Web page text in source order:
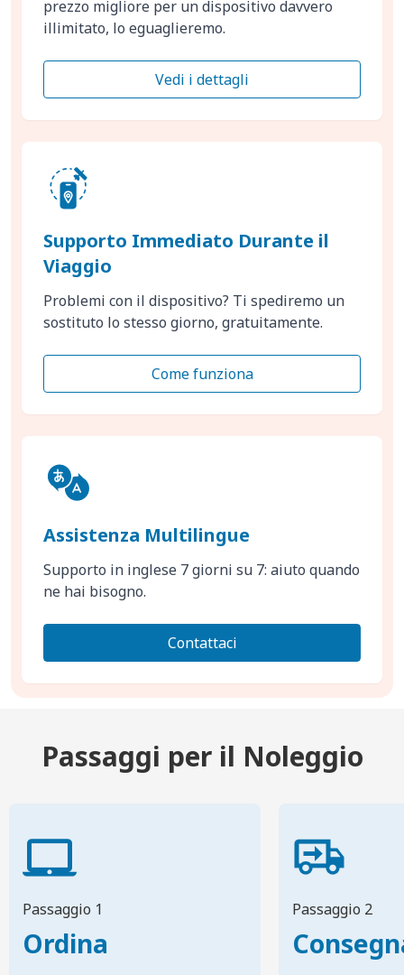
prezzo migliore per un dispositivo davvero
illimitato, lo eguaglieremo.
Vedi i dettagli
Supporto Immediato Durante il
Viaggio
Problemi con il dispositivo? Ti spediremo un
sostituto lo stesso giorno, gratuitamente.
Come funziona
Assistenza Multilingue
Supporto in inglese 7 giorni su 7: aiuto quando
ne hai bisogno.
Contattaci
Passaggi per il Noleggio
Passaggio 1
Ordina
Passaggio 2